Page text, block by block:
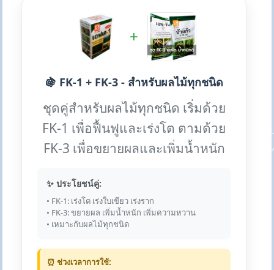
+
🍇 FK-1 + FK-3 - สำหรับผลไม้ทุกชนิด
ชุดคู่สำหรับผลไม้ทุกชนิด เริ่มด้วย
FK-1 เพื่อฟื้นฟูและเร่งโต ตามด้วย
FK-3 เพื่อขยายผลและเพิ่มน้ำหนัก
✨ ประโยชน์คู่:
• FK-1: เร่งโต เร่งใบเขียว เร่งราก
• FK-3: ขยายผล เพิ่มน้ำหนัก เพิ่มความหวาน
• เหมาะกับผลไม้ทุกชนิด
⏰ ช่วงเวลาการใช้: